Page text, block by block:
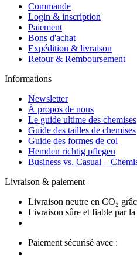
Commande
Login & inscription
Paiement
Bons d'achat
Expédition & livraison
Retour & Remboursement
Informations
Newsletter
À propos de nous
Le guide ultime des chemises
Guide des tailles de chemises
Guide des formes de col
Hemden richtig pflegen
Business vs. Casual –
Livraison & paiement
Livraison neutre en CO₂
Livraison sûre et fiable par la
Paiement sécurisé avec :